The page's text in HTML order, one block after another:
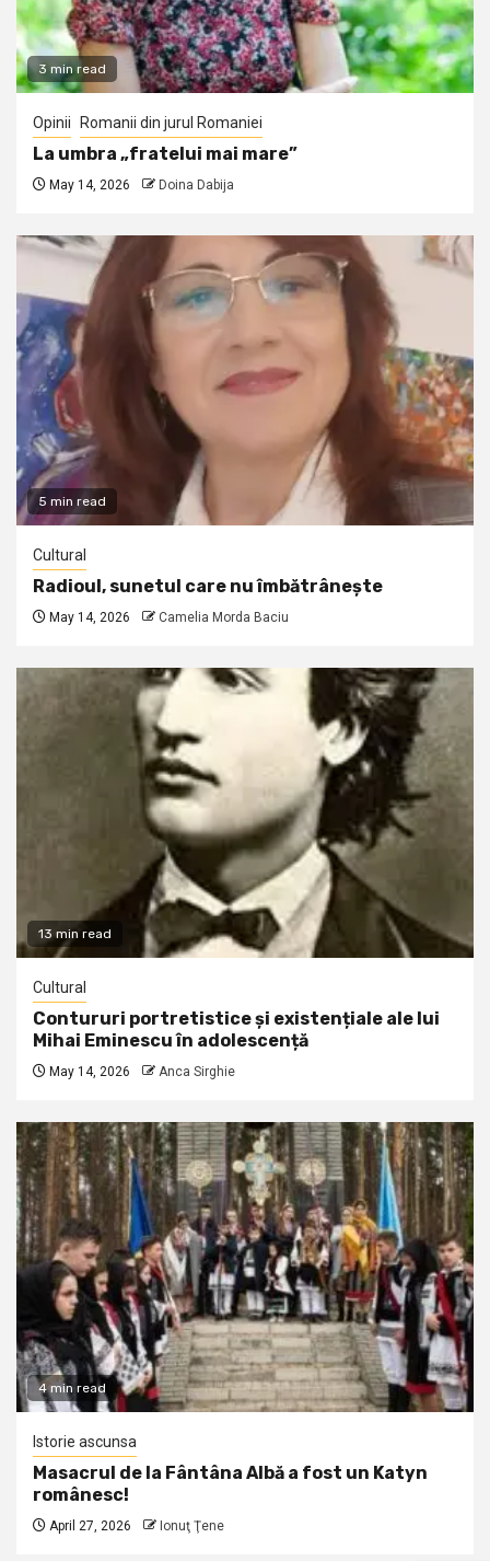
3 min read
Opinii Romanii din jurul Romaniei
La umbra „fratelui mai mare”
May 14, 2026 Doina Dabija
5 min read
Cultural
Radioul, sunetul care nu îmbătrânește
May 14, 2026 Camelia Morda Baciu
13 min read
Cultural
Contururi portretistice și existențiale ale lui
Mihai Eminescu în adolescență
May 14, 2026 Anca Sirghie
4 min read
Istorie ascunsa
Masacrul de la Fântâna Albă a fost un Katyn
românesc!
April 27, 2026 Ionuţ Ţene